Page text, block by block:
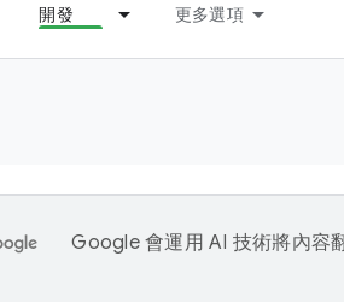
開發 更多選項
Google 會運用 AI 技術將內容